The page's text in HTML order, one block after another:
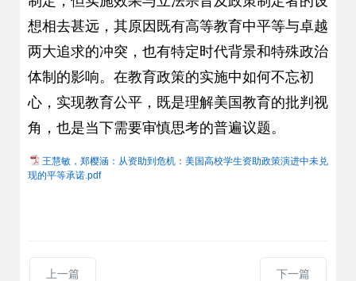
想相去甚远，其原因既有高等教育中平等与卓越
两大追求的冲突，也有特定时代背景和特殊政治
体制的影响。在教育政策的实施中如何不忘初
心，实现教育公平，既是理解美国教育的批判视
角，也是当下需要审慎思考的普遍议题。
王慧敏，郑樱涵：从资助到危机：美国高校学生资助政策演进中未兑
现的平等承诺.pdf
上一篇 下一篇